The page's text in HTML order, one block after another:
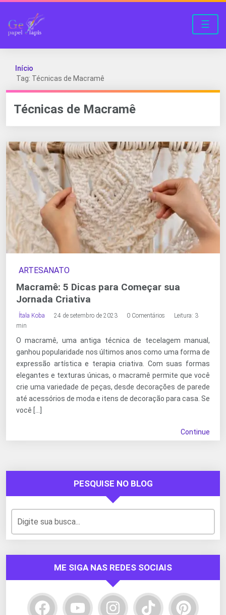
☰
Início
Tag: Técnicas de Macramê
Técnicas de Macramê
ARTESANATO
Macramê: 5 Dicas para Começar sua
Jornada Criativa
Ítala Koba 24 de setembro de 2023 0 Comentários
Leitura: 3
min
O macramê, uma antiga técnica de tecelagem manual,
ganhou popularidade nos últimos anos como uma forma de
expressão artística e terapia criativa. Com suas formas
elegantes e texturas únicas, o macramê permite que você
crie uma variedade de peças, desde decorações de parede
até acessórios de moda e itens de decoração para casa. Se
você […]
Continue
PESQUISE NO BLOG
ME SIGA NAS REDES SOCIAIS